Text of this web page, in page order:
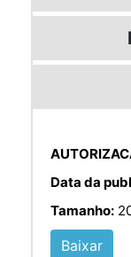
Data da
Tamanho:
Baixar